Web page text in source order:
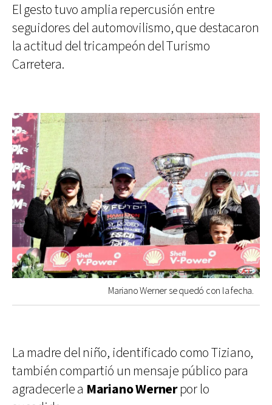
El gesto tuvo amplia repercusión entre
seguidores del automovilismo, que destacaron
la actitud del tricampeón del Turismo
Carretera.
Mariano Werner se quedó con la fecha.
La madre del niño, identificado como Tiziano,
también compartió un mensaje público para
agradecerle a Mariano Wernerpor lo